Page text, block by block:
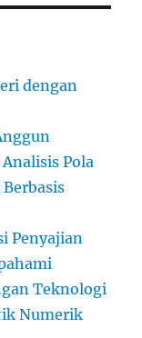
dengan
Pola
Penyajian
Teknologi
Numerik